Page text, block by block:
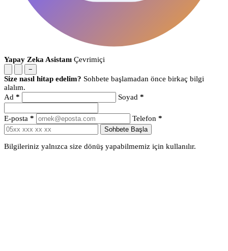
Yapay Zeka Asistanı Çevrimiçi
−
Size nasıl hitap edelim? Sohbete başlamadan önce birkaç bilgi
alalım.
Ad * Soyad *
E-posta * Telefon *
Sohbete Başla
Bilgileriniz yalnızca size dönüş yapabilmemiz için kullanılır.